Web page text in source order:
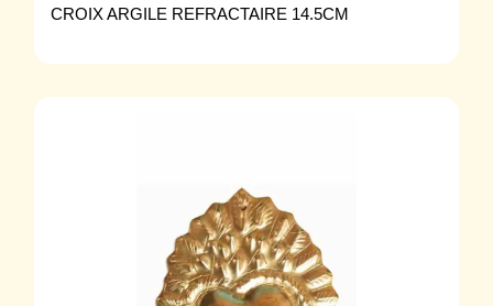
CROIX ARGILE REFRACTAIRE 14.5CM